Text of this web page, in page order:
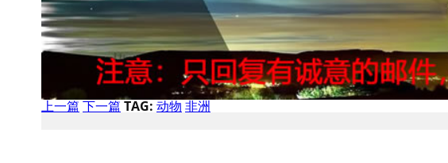
上一篇下一篇TAG:动物非洲